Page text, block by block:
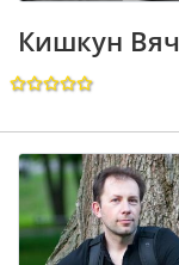
Кишкун